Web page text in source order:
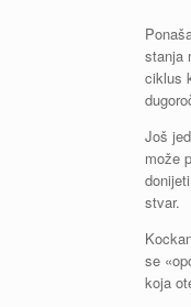
stanja
ciklus
Još
može
stvar.
se
koja